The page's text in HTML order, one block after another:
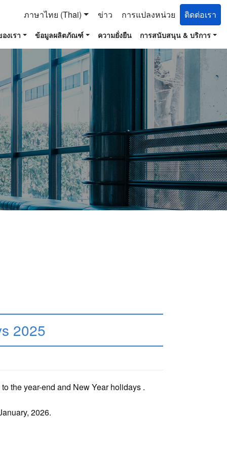
ภาษาไทย (Thai) ข่าว การแปลงหน่วย ติดต่อเรา
งเรา ข้อมูลผลิตภัณฑ์ ความยั่งยืน การสนับสนุน & บริการ
2025
the year-end and New Year holidays .
2026.